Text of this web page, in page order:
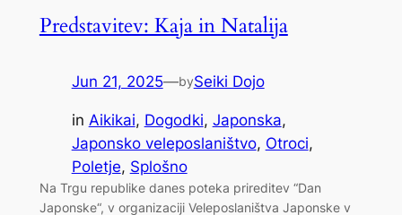
Predstavitev: Kaja in Natalija
Jun 21, 2025—bySeiki Dojo
in Aikikai, Dogodki, Japonska
Japonsko veleposlaništvo, Otroci
Poletje, Splošno
Na Trgu republike danes poteka prireditev “Dan
Japonske“, v organizaciji Veleposlaništva Japonske v